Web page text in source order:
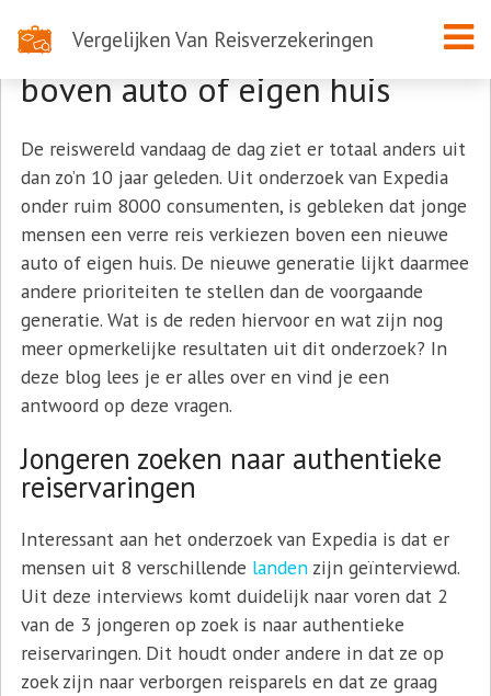
Vergelijken Van Reisverzekeringen
Jonge mensen verkiezen reis
boven auto of eigen huis
De reiswereld vandaag de dag ziet er totaal anders uit
dan zo’n 10 jaar geleden. Uit onderzoek van Expedia
onder ruim 8000 consumenten, is gebleken dat jonge
mensen een verre reis verkiezen boven een nieuwe
auto of eigen huis. De nieuwe generatie lijkt daarmee
andere prioriteiten te stellen dan de voorgaande
generatie. Wat is de reden hiervoor en wat zijn nog
meer opmerkelijke resultaten uit dit onderzoek? In
deze blog lees je er alles over en vind je een
antwoord op deze vragen.
Jongeren zoeken naar authentieke
reiservaringen
Interessant aan het onderzoek van Expedia is dat er
mensen uit 8 verschillende landenzijn geïnterviewd.
Uit deze interviews komt duidelijk naar voren dat 2
van de 3 jongeren op zoek is naar authentieke
reiservaringen. Dit houdt onder andere in dat ze op
zoek zijn naar verborgen reisparels en dat ze graag